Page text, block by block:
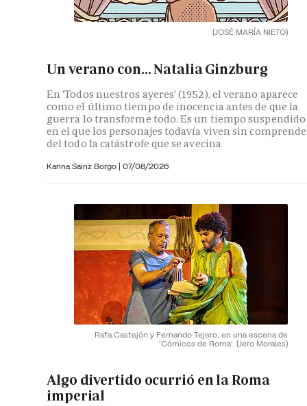
(JOSÉ MARÍA NIETO)
Un verano con... Natalia Ginzburg
En 'Todos nuestros ayeres' (1952), el verano aparece
como el último tiempo de inocencia antes de que la
guerra lo transforme todo. Es un tiempo suspendido
en el que los personajes todavía viven sin
del todo la catástrofe que se avecina
Karina Sainz Borgo | 07/08/2026
Rafa Castejón y Fernando Tejero, en una escena de
'Cómicos de Roma'. (Jero Morales)
Algo divertido ocurrió en la Roma
imperial